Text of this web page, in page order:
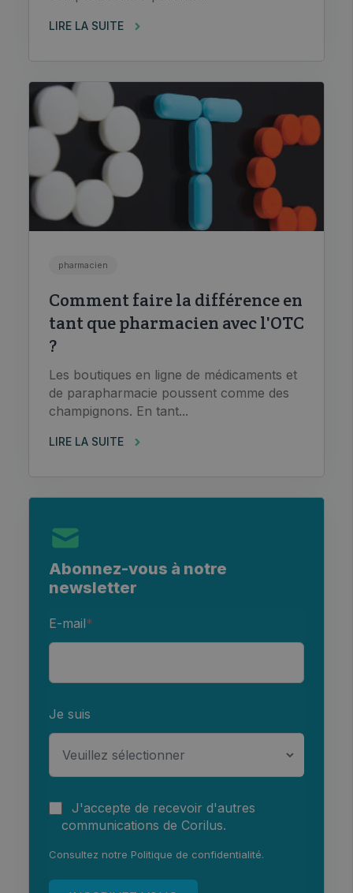
LIRE LA SUITE
pharmacien
Comment faire la différence en
tant que pharmacien avec l'OTC
?
Les boutiques en ligne de médicaments et
de parapharmacie poussent comme des
champignons. En tant...
LIRE LA SUITE
Abonnez-vous à notre
newsletter
E-mail*
Je suis
J'accepte de recevoir d'autres
communications de Corilus.
Consultez notre Politique de confidentialité.